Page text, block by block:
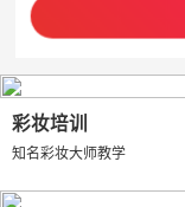
彩妆培训
知名彩妆大师教学